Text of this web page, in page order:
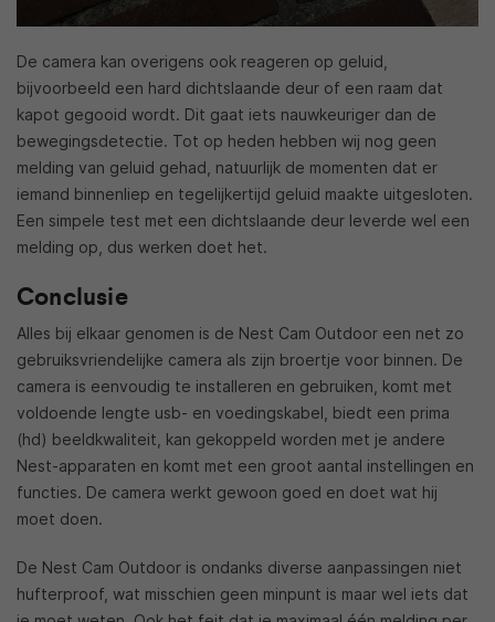
De camera kan overigens ook reageren op geluid,
bijvoorbeeld een hard dichtslaande deur of een raam dat
kapot gegooid wordt. Dit gaat iets nauwkeuriger dan de
bewegingsdetectie. Tot op heden hebben wij nog geen
melding van geluid gehad, natuurlijk de momenten dat er
iemand binnenliep en tegelijkertijd geluid maakte uitgesloten.
Een simpele test met een dichtslaande deur leverde wel een
melding op, dus werken doet het.
Conclusie
Alles bij elkaar genomen is de Nest Cam Outdoor een net zo
gebruiksvriendelijke camera als zijn broertje voor binnen. De
camera is eenvoudig te installeren en gebruiken, komt met
voldoende lengte usb- en voedingskabel, biedt een prima
(hd) beeldkwaliteit, kan gekoppeld worden met je andere
Nest-apparaten en komt met een groot aantal instellingen en
functies. De camera werkt gewoon goed en doet wat hij
moet doen.
De Nest Cam Outdoor is ondanks diverse aanpassingen niet
hufterproof, wat misschien geen minpunt is maar wel iets dat